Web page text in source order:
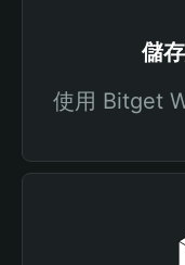
儲
使用 Bitget